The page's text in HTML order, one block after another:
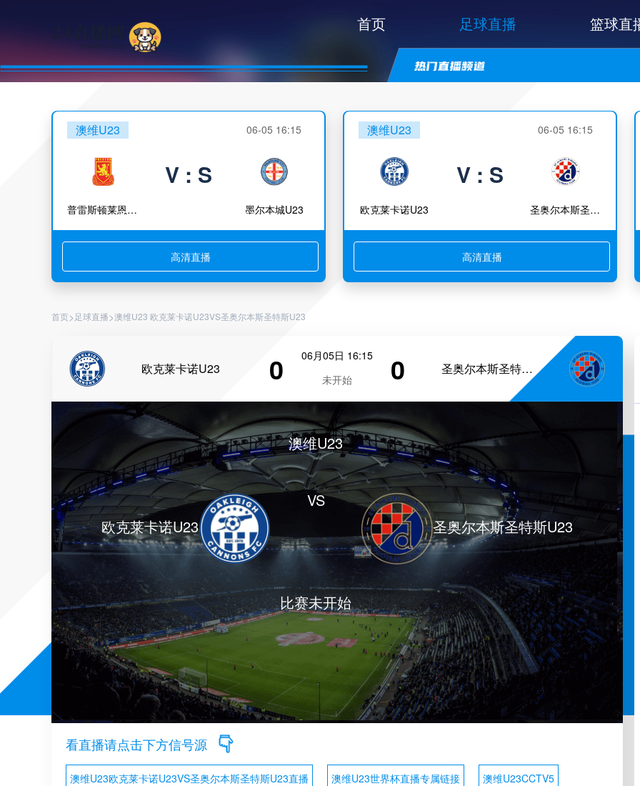
首页 足球直播 篮球直
澳维U23 06-05 16:15
普雷斯顿莱恩U23
V : S
墨尔本城U23
高清直播
澳维U23 06-05 16:15
欧克莱卡诺U23
V : S
圣奥尔本斯圣特斯U23
高清直播
首页> 足球直播>澳维U23 欧克莱卡诺U23VS圣奥尔本斯圣特斯U23
欧克莱卡诺U23 0
06月05日 16:15
未开始
0 圣奥尔本斯圣特斯U23
欧克莱卡诺U23
澳维U23
VS
比赛未开始
圣奥尔本斯圣特斯U23
看直播请点击下方信号源
澳维U23欧克莱卡诺U23VS圣奥尔本斯圣特斯U23直播 澳维U23世界杯直播专属链接 澳维U23CCTV5